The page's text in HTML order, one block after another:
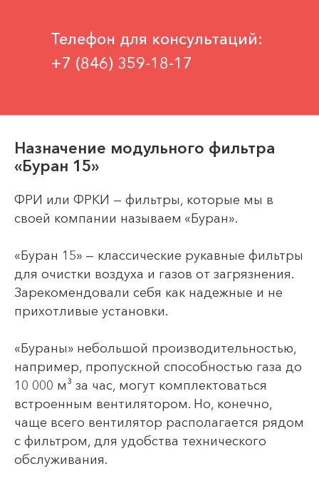
Телефон для консультаций:
+7 (846) 359-18-17
Назначение модульного фильтра
«Буран 15»
ФРИ или ФРКИ — фильтры, которые мы в
своей компании называем «Буран».
«Буран 15» — классические рукавные фильтры
для очистки воздуха и газов от загрязнения.
Зарекомендовали себя как надежные и не
прихотливые установки.
«Бураны» небольшой производительностью,
например, пропускной способностью газа до
10 000 м³ за час, могут комплектоваться
встроенным вентилятором. Но, конечно,
чаще всего вентилятор располагается рядом
с фильтром, для удобства технического
обслуживания.